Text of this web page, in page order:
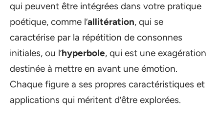
qui peuvent être intégrées dans votre pratique
poétique, comme l’allitération, qui se
caractérise par la répétition de consonnes
initiales, ou l’hyperbole, qui est une exagération
destinée à mettre en avant une émotion.
Chaque figure a ses propres caractéristiques et
applications qui méritent d’être explorées.